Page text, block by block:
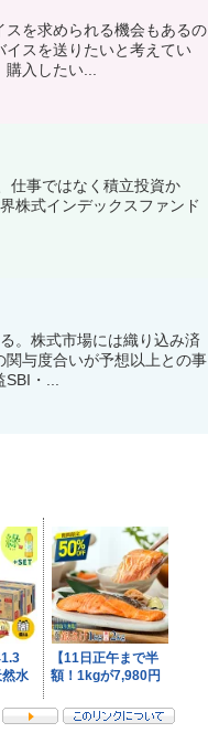
を求められる機会もあるの
スを送りたいと考えてい
入したい...
仕事ではなく積立投資か
株式インデックスファンド
。株式市場には織り込み済
与度合いが予想以上との事
SBI・...